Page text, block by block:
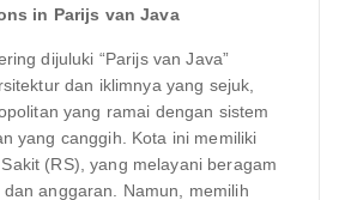
in Parijs van Java
dijuluki “Parijs van Java”
dan iklimnya yang sejuk,
yang ramai dengan sistem
yang canggih. Kota ini memiliki
(RS), yang melayani beragam
anggaran. Namun, memilih